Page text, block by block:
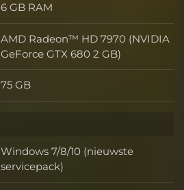
Geheugen
6 GB RAM
Graphics
AMD Radeon™ HD 7970 (NVIDIA
GeForce GTX 680 2 GB)
Schijf
75 GB
Besturingssysteem
Windows 7/8/10 (nieuwste
servicepack)